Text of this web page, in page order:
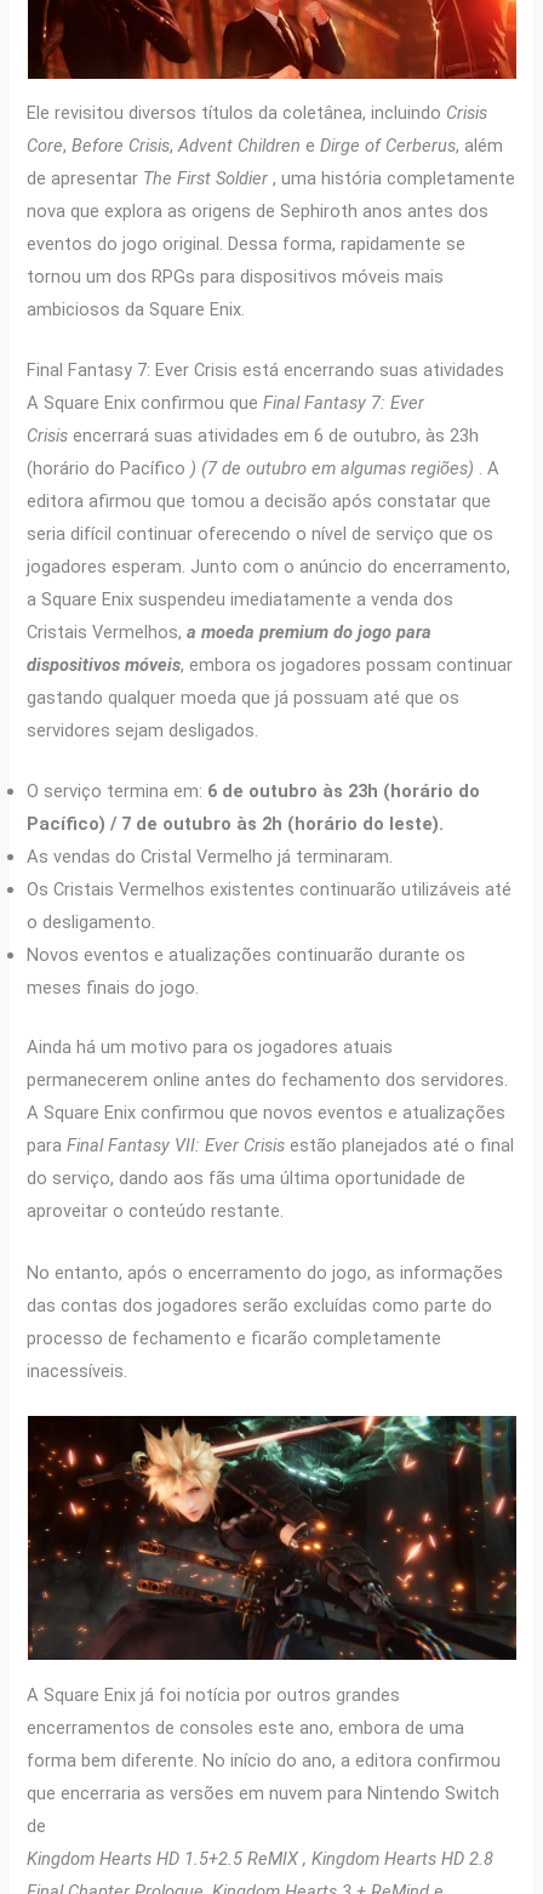
Ele revisitou diversos títulos da coletânea, incluindo Crisis
Core, Before Crisis, Advent Children e Dirge of Cerberus, além
de apresentar The First Soldier , uma história completamente
nova que explora as origens de Sephiroth anos antes dos
eventos do jogo original. Dessa forma, rapidamente se
tornou um dos RPGs para dispositivos móveis mais
ambiciosos da Square Enix.
Final Fantasy 7: Ever Crisis está encerrando suas atividades
A Square Enix confirmou queFinal Fantasy 7: Ever
Crisis encerrará suas atividades em 6 de outubro, às 23h
(horário do Pacífico ) (7 de outubro em algumas regiões) . A
editora afirmou que tomou a decisão após constatar que
seria difícil continuar oferecendo o nível de serviço que os
jogadores esperam. Junto com o anúncio do encerramento,
a Square Enix suspendeu imediatamente a venda dos
Cristais Vermelhos,a moeda premium do jogo para
dispositivos móveis, embora os jogadores possam continuar
gastando qualquer moeda que já possuam até que os
servidores sejam desligados.
O serviço termina em: 6 de outubro às 23h (horário do
Pacífico) / 7 de outubro às 2h (horário do leste).
As vendas do Cristal Vermelho já terminaram.
Os Cristais Vermelhos existentes continuarão utilizáveis ​​até
o desligamento.
Novos eventos e atualizações continuarão durante os
meses finais do jogo.
Ainda há um motivo para os jogadores atuais
permanecerem online antes do fechamento dos servidores.
A Square Enix confirmou que novos eventos e atualizações
paraFinal Fantasy VII: Ever Crisis estão planejados até o final
do serviço, dando aos fãs uma última oportunidade de
aproveitar o conteúdo restante.
No entanto, após o encerramento do jogo, as informações
das contas dos jogadores serão excluídas como parte do
processo de fechamento e ficarão completamente
inacessíveis.
A Square Enix já foi notícia por outros grandes
encerramentos de consoles este ano, embora de uma
forma bem diferente. No início do ano, a editora confirmou
que encerraria as versões em nuvem para Nintendo Switch
de
Kingdom Hearts HD 1.5+2.5 ReMIX , Kingdom Hearts HD 2.8